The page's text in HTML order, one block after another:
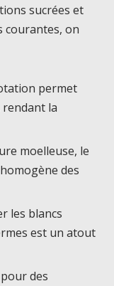
sucrées et
courantes, on
permet
rendant la
moelleuse, le
des
les blancs
est un atout
des